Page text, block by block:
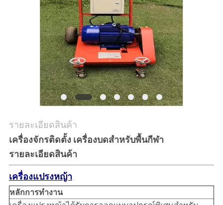
PRIVACY
POLICY
รายละเอียดสินค้า
เครื่องจักรติดตั้ง เครื่องบดสำหรับพื้นกีฬา
รายละเอียดสินค้า
เครื่องแปรงหญ้า
หลักการทำงาน